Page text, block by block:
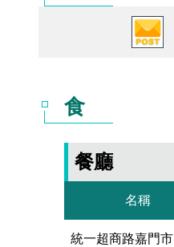
食
餐廳
名稱
統一超商路嘉門市